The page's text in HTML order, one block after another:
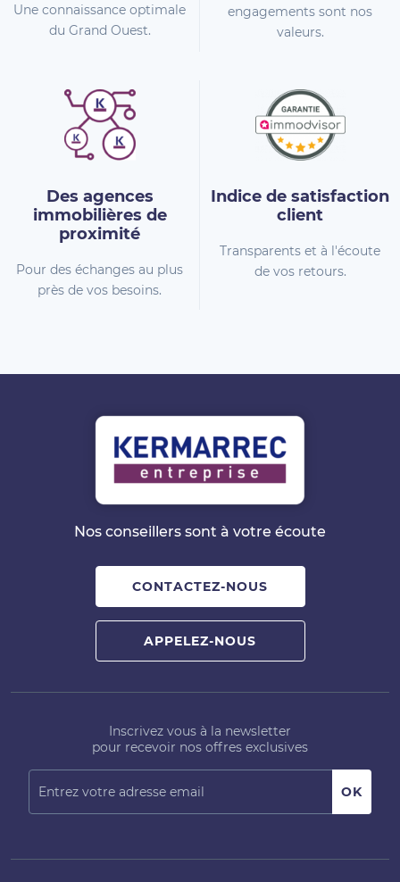
Une connaissance optimale
du Grand Ouest.
engagements sont nos
valeurs.
Des agences
immobilières de
proximité
Pour des échanges au plus
près de vos besoins.
Indice de satisfaction
client
Transparents et à l'écoute
de vos retours.
Nos conseillers sont à votre écoute
CONTACTEZ-NOUS
APPELEZ-NOUS
Inscrivez vous à la newsletter
pour recevoir nos offres exclusives